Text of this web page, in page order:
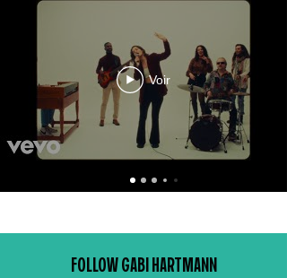
Voir
FOLLOW GABI HARTMANN